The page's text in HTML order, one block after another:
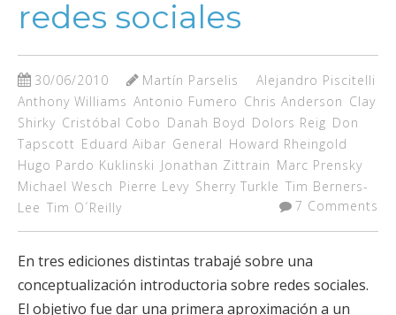
redes sociales
30/06/2010 Martín Parselis
Alejandro Piscitelli
Anthony Williams Antonio Fumero Chris Anderson Clay
Shirky Cristóbal Cobo Danah Boyd Dolors Reig Don
Tapscott Eduard Aibar General Howard Rheingold
Hugo Pardo Kuklinski Jonathan Zittrain Marc Prensky
Michael Wesch Pierre Levy Sherry Turkle Tim Berners-
Lee Tim O´Reilly 7 Comments
En tres ediciones distintas trabajé sobre una
conceptualización introductoria sobre redes sociales.
El objetivo fue dar una primera aproximación a un